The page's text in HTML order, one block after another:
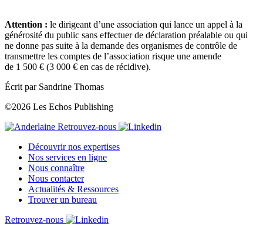
Attention : le dirigeant d’une association qui lance un appel à la
générosité du public sans effectuer de déclaration préalable ou qui
ne donne pas suite à la demande des organismes de contrôle de
transmettre les comptes de l’association risque une amende
de 1 500 € (3 000 € en cas de récidive).
Écrit par Sandrine Thomas
©2026 Les Echos Publishing
Retrouvez-nous
Découvrir nos expertises
Nos services en ligne
Nous connaître
Nous contacter
Actualités & Ressources
Trouver un bureau
Retrouvez-nous